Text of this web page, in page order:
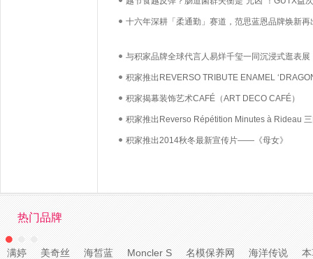
鲜活益生菌直达肠道，养出你的“易瘦体质”
十六年深耕「柔通勤」赛道，范思蓝恩品牌焕新再
与积家品牌全球代言人易烊千玺一同沉浸式逛表展
受积家的「精妙之艺」
积家推出REVERSO TRIBUTE ENAMEL
转系列珐琅腕表龙年特别款
积家揭幕装饰艺术CAFÉ（ART DECO CAFÉ）
积家推出Reverso Répétition Minutes à Rideau
表 庆80周年
积家推出2014秋冬最新宣传片——《母女》
热门品牌
满婷 美奇丝 海皙蓝 Moncler S 名模保养网 海洋传说